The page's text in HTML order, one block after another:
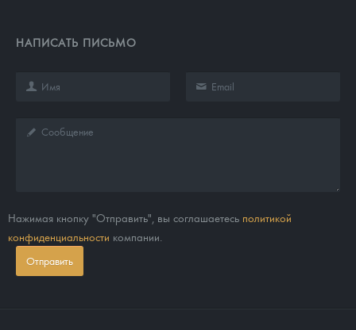
НАПИСАТЬ ПИСЬМО
Нажимая кнопку "Отправить", вы соглашаетесь политикой
конфиденциальности компании.
Отправить